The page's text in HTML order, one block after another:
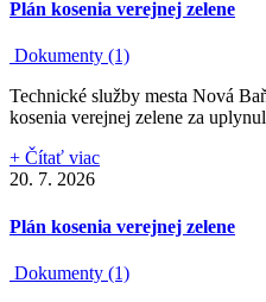
Plán kosenia verejnej zelene
Dokumenty (1)
Technické služby mesta Nová
kosenia verejnej zelene za
+ Čítať viac
20. 7. 2026
Plán kosenia verejnej zelene
Dokumenty (1)